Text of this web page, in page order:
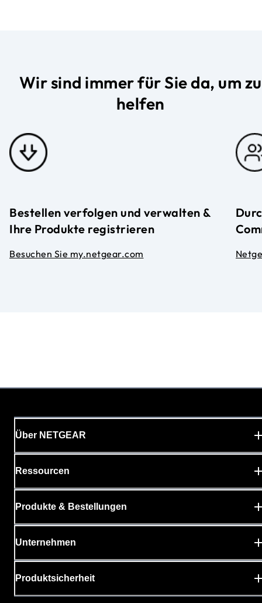
Wir sind immer für Sie da, um zu
helfen
Bestellen verfolgen und verwalten &
Ihre Produkte registrieren
Besuchen Sie my.netgear.com
Über NETGEAR
Ressourcen
Produkte & Bestellungen
Unternehmen
Produktsicherheit